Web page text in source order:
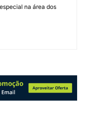
na área dos